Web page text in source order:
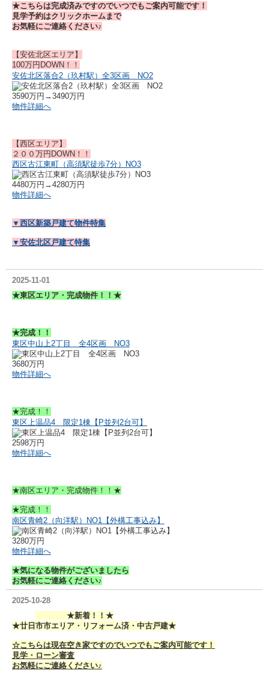
★こちらは完成済みですのでいつでもご案内可能です！
見学予約はクリックホームまで
お気軽にご連絡ください♪
【安佐北区エリア】
100万円DOWN！！
安佐北区落合2（玖村駅）全3区画 NO2
3590万円→3490万円
物件詳細へ
【西区エリア】
２００万円DOWN！！
西区古江東町（高須駅徒歩7分）NO3
4480万円→4280万円
物件詳細へ
▼西区新築戸建て物件特集
▼安佐北区戸建て特集
2025-11-01
★東区エリア・完成物件！！★
★完成！！
東区中山上2丁目 全4区画 NO3
3680万円
物件詳細へ
★完成！！
東区上温品4 限定1棟【P並列2台可】
2598万円
物件詳細へ
★南区エリア・完成物件！！★
★完成！！
南区青崎2（向洋駅）NO1【外構工事込み】
3280万円
物件詳細へ
★気になる物件がございましたら
お気軽にご連絡ください♪
2025-10-28
★新着！！★
★廿日市市エリア・リフォーム済・中古戸建★
☆こちらは現在空き家ですのでいつでもご案内可能です！
見学・ローン審査
お気軽にご連絡ください♪